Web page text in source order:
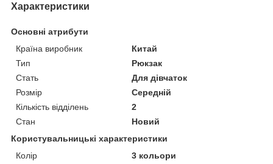
Характеристики
Основні атрибути
Країна виробник
Китай
Тип
Рюкзак
Стать
Для дівчаток
Розмір
Середній
Кількість відділень
2
Стан
Новий
Користувальницькі характеристики
Колір
3 кольори